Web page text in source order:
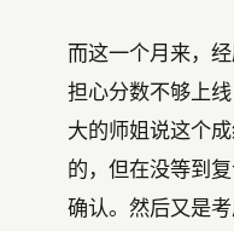
而这一个月来，
担心分数不够上
大的师姐说这个
的，但在没等到
确认。然后又是